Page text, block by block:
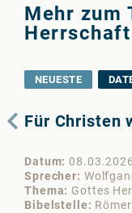
Mehr zum
Herrschaft
NEUESTE
Für Christen
Datum 08.03.2026
Sprecher
Thema
Gottes
Bibelstelle